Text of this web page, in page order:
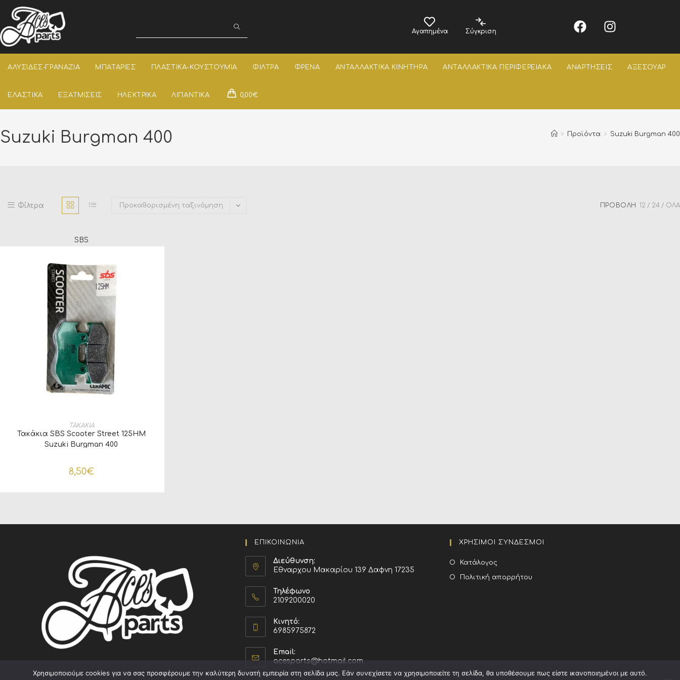
Αγαπημένα Σύγκριση
ΑΛΥΣΙΔΕΣ-ΓΡΑΝΑΖΙΑ ΜΠΑΤΑΡΙΕΣ ΠΛΑΣΤΙΚΑ-ΚΟΥΣΤΟΥΜΙΑ ΦΙΛΤΡΑ ΦΡΕΝΑ ΑΝΤΑΛΛΑΚΤΙΚΑ ΚΙΝΗΤΗΡΑ ΑΝΤΑΛΛΑΚΤΙΚΑ ΠΕΡΙΦΕΡΕΙΑΚΑ ΑΝΑΡΤΗΣΕΙΣ ΑΞΕΣΟΥΑΡ
ΕΛΑΣΤΙΚΑ ΕΞΑΤΜΙΣΕΙΣ ΗΛΕΚΤΡΙΚΑ ΛΙΠΑΝΤΙΚΑ 0,00€
Suzuki Burgman 400 > Προϊόντα > Suzuki Burgman 400
Φίλτρα Προκαθορισμένη ταξινόμηση ΠΡΟΒΟΛΉ 12 24 ΌΛΑ
SBS
ΠΡΟΣΘΉΚΗ ΣΤΟ ΚΑΛΆΘΙ
ΤΑΚΑΚΙΑ
Τακάκια SBS Scooter Street 125ΗΜ
Suzuki Burgman 400
8,50€
ΕΠΙΚΟΙΝΩΝΙΑ
Διεύθυνση:
Εθναρχου Μακαρίου 139 Δαφνη 17235
Τηλέφωνο
2109200020
Κινητό:
6985975872
Email:
acesparts@hotmail.com
ΧΡΗΣΙΜΟΙ ΣΥΝΔΕΣΜΟΙ
Κατάλογος
Πολιτική απορρήτου
Χρησιμοποιούμε cookies για να σας προσφέρουμε την καλύτερη δυνατή εμπειρία στη σελίδα μας. Εάν συνεχίσετε να χρησιμοποιείτε τη σελίδα, θα υποθέσουμε πως είστε ικανοποιημένοι με αυτό.